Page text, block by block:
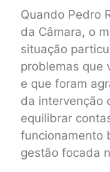
Quando Pedro
da Câmara, o
situação
problemas que
e que foram
da intervenção
equilibrar
funcionamento
gestão focada